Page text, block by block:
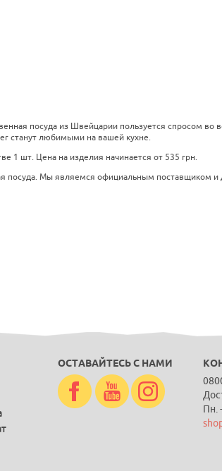
посуда из Швейцарии пользуется спросом во
станут любимыми на вашей кухне.
1 шт. Цена на изделия начинается от 535 грн.
посуда. Мы являемся официальным поставщиком
ОСТАВАЙТЕСЬ С НАМИ
Пн.